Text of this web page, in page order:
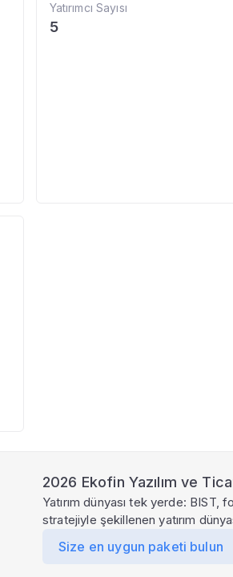
Yatırımcı Sayısı
5
2026 Ekofin Yazılım ve
Yatırım dünyası tek yerde: BIST,
stratejiyle şekillenen yatırım
Size en uygun paketi bulun